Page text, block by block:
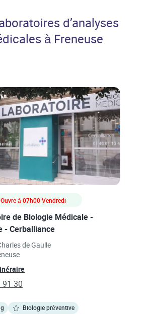
d’analyses
à Freneuse
à07h00Vendredi
de Biologie Médicale -
- Cerballiance
de Gaulle
in New Tab
Link Opens in New Tab
91 30
Biologie préventive